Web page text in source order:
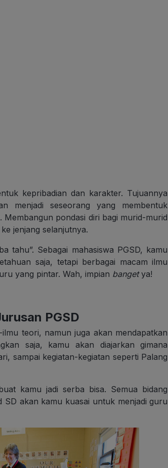
kepribadian dan karakter. Tujuannya
menjadi seseorang yang membentuk
pondasi diri bagi murid-murid
jenjang selanjutnya.
tahu”. Sebagai mahasiswa PGSD, kamu
saja, tetapi berbagai macam ilmu
yang pintar. Wah, impian bangetya!
PGSD
teori, namun juga akan mendapatkan
saja, kamu akan diajarkan gimana
sampai kegiatan-kegiatan seperti Palang
kamu jadi serba bisa. Semua bidang
akan kamu kuasai untuk menjadi guru